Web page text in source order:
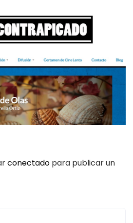
conectado para publicar un